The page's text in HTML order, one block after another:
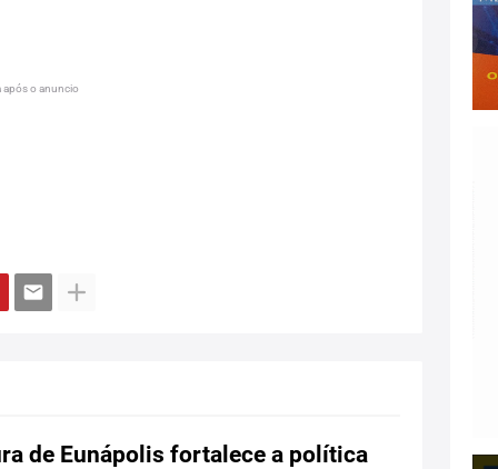
após o anuncio
de Eunápolis fortalece a política